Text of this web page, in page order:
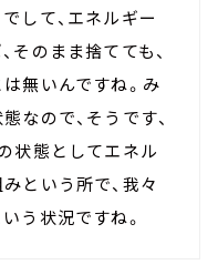
して、エネルギー
そのまま捨てても、
無いんですね。み
なので、そうです、
状態としてエネル
という所で、我々
う状況ですね。